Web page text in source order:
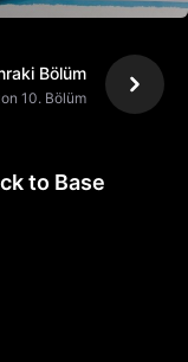
Bölüm
10. Bölüm
to Base